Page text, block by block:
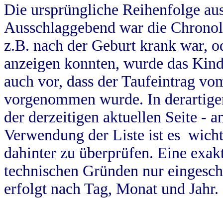
Die ursprüngliche Reihenfolge
Ausschlaggebend war die
z.B. nach der Geburt krank war,
anzeigen konnten, wurde das
auch vor, dass der Taufeintrag
vorgenommen wurde. In
der derzeitigen aktuellen Seite -
Verwendung der Liste ist es
dahinter zu überprüfen. Eine
technischen Gründen nur
erfolgt nach Tag, Monat und Jahr.